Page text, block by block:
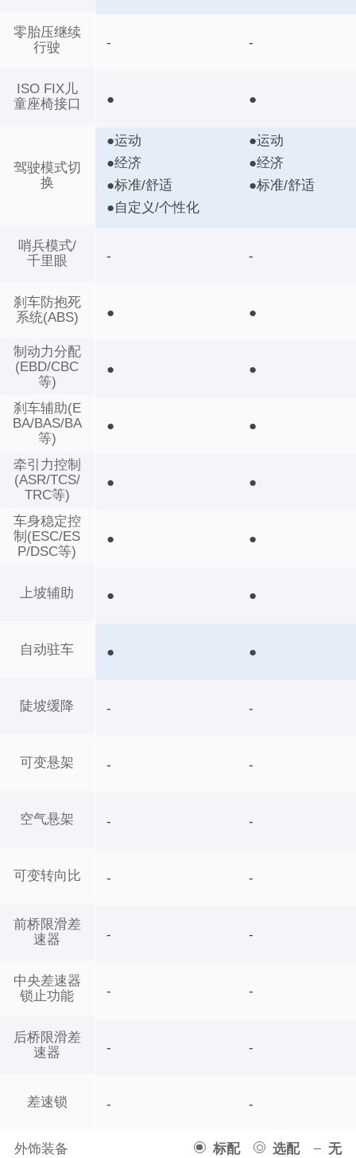
零胎压继续
行驶
ISO FIX儿
童座椅接口
驾驶模式切
换
哨兵模式/
千里眼
刹车防抱死
系统(ABS)
制动力分配
(EBD/CBC
等)
刹车辅助(E
BA/BAS/BA
等)
牵引力控制
(ASR/TCS/
TRC等)
车身稳定控
制(ESC/ES
P/DSC等)
上坡辅助
自动驻车
陡坡缓降
可变悬架
空气悬架
可变转向比
前桥限滑差
速器
中央差速器
锁止功能
后桥限滑差
速器
差速锁
外饰装备 标配 选配 无
- -
● ●
●运动
●经济
●标准/舒适
●自定义/个性化
●运动
●经济
●标准/舒适
- -
● ●
● ●
● ●
● ●
● ●
● ●
● ●
- -
- -
- -
- -
- -
- -
- -
- -